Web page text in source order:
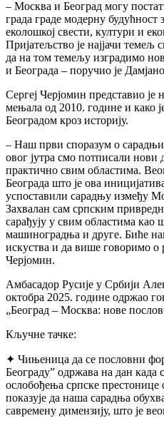
– Москва и Београд могу
града граде модерну будућност
еколошкој свести, култури и
Пријатељство је најјачи темељ
да на том темељу изградимо
и Београда – поручио је
Сергеј Черјомин представио је
мењала од 2010. године и како
Београдом кроз историју.
– Наш први споразум о сарадњи
овог јутра смо потписали
практично свим областима.
Београда што је ова
успоставили сарадњу између
Захвалан сам српским
сарађују у свим областима као
машиноградња и друге. Биће
искуства и да више говоримо о
Черјомин.
Амбасадор Русије у Србији
октобра 2025. године одржао
„Београд – Москва: нове
Кључне тачке:
✦ Чињеница да се пословни
Београду” одржава на дан
ослобођења српске престонице
показује да наша сарадња
савремену димензију, што је